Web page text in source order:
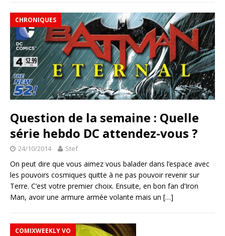
CHRONIQUES
Question de la semaine : Quelle
série hebdo DC attendez-vous ?
24/10/2014 Stef
On peut dire que vous aimez vous balader dans l’espace avec
les pouvoirs cosmiques quitte à ne pas pouvoir revenir sur
Terre. C’est votre premier choix. Ensuite, en bon fan d’Iron
Man, avoir une armure armée volante mais un […]
COMIXWEEKLY VO